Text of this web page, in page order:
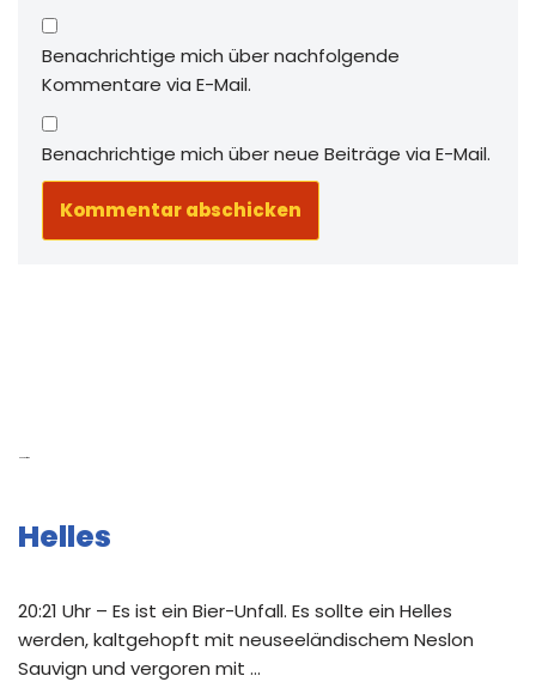
Benachrichtige mich über nachfolgende
Kommentare via E-Mail.
Benachrichtige mich über neue Beiträge via E-Mail.
Helles
20:21 Uhr – Es ist ein Bier-Unfall. Es sollte ein Helles
werden, kaltgehopft mit neuseeländischem Neslon
Sauvign und vergoren mit …